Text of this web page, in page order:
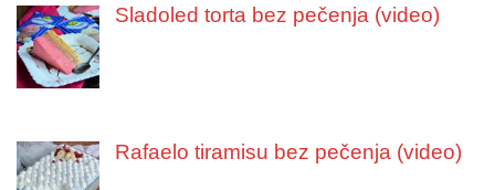
Sladoled torta bez pečenja (video)
Rafaelo tiramisu bez pečenja (video)